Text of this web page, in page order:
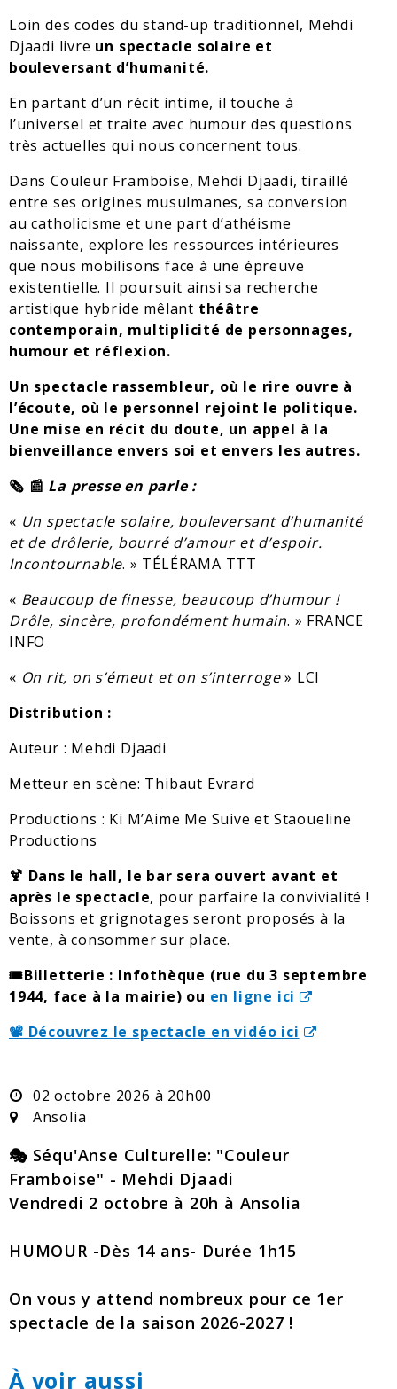
Loin des codes du stand-up traditionnel, Mehdi
Djaadi livre un spectacle solaire et
bouleversant d’humanité.
En partant d’un récit intime, il touche à
l’universel et traite avec humour des questions
très actuelles qui nous concernent tous.
Dans Couleur Framboise, Mehdi Djaadi, tiraillé
entre ses origines musulmanes, sa conversion
au catholicisme et une part d’athéisme
naissante, explore les ressources intérieures
que nous mobilisons face à une épreuve
existentielle. Il poursuit ainsi sa recherche
artistique hybride mêlant théâtre
contemporain, multiplicité de personnages,
humour et réflexion.
Un spectacle rassembleur, où le rire ouvre à
l’écoute, où le personnel rejoint le politique.
Une mise en récit du doute, un appel à la
bienveillance envers soi et envers les autres.
🗞️ 📰 La presse en parle :
« Un spectacle solaire, bouleversant d’humanité
et de drôlerie, bourré d’amour et d’espoir.
Incontournable. » TÉLÉRAMA TTT
« Beaucoup de finesse, beaucoup d’humour !
Drôle, sincère, profondément humain. » FRANCE
INFO
« On rit, on s’émeut et on s’interroge» LCI
Distribution :
Auteur : Mehdi Djaadi
Metteur en scène: Thibaut Evrard
Productions : Ki M’Aime Me Suive et Staoueline
Productions
🍹 Dans le hall, le bar sera ouvert avant et
après le spectacle, pour parfaire la convivialité !
Boissons et grignotages seront proposés à la
vente, à consommer sur place.
🎟️Billetterie : Infothèque (rue du 3 septembre
1944, face à la mairie) ou en ligne ici
📽️ Découvrez le spectacle en vidéo ici
Dates :02 octobre 2026 à 20h00
Lieu :
Ansolia
🎭 Séqu'Anse Culturelle: "Couleur
Framboise" - Mehdi Djaadi
Vendredi 2 octobre à 20h à Ansolia
HUMOUR -Dès 14 ans- Durée 1h15
On vous y attend nombreux pour ce 1er
spectacle de la saison 2026-2027 !
À voir aussi